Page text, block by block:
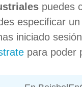
puedes
especificar
iniciado
para poder